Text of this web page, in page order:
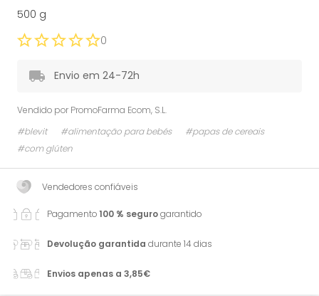
500 g
0
Envio em 24-72h
Vendido por PromoFarma Ecom, S.L.
#blevit
#alimentação para bebés
#papas de cereais
#com glúten
Vendedores confiáveis
Pagamento100 % segurogarantido
Devolução garantida durante 14 dias
Envios apenas a 3,85€